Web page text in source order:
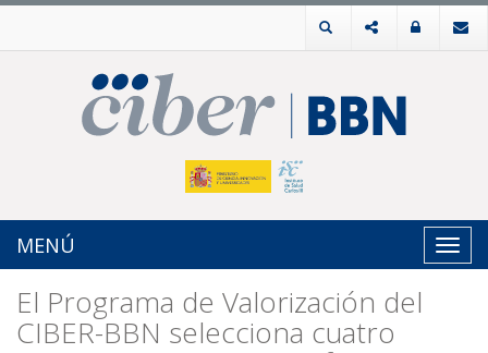
MENÚ
El Programa de Valorización del
CIBER-BBN selecciona cuatro